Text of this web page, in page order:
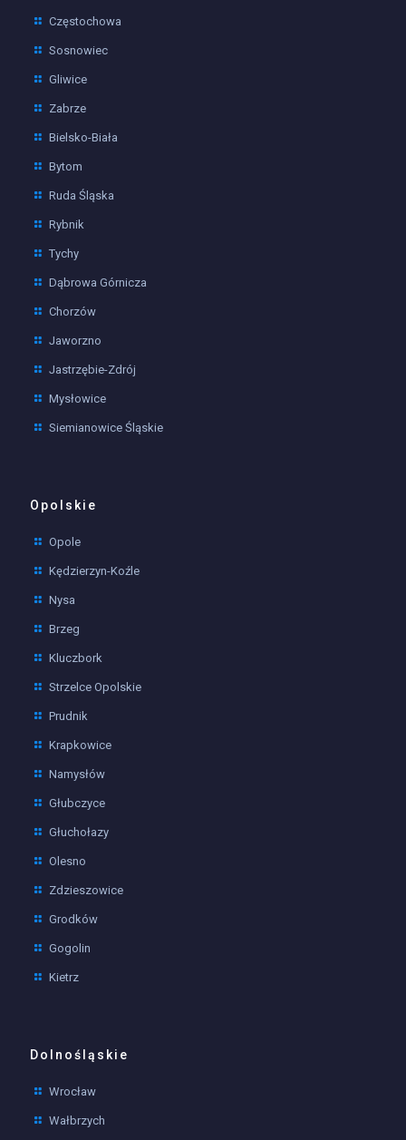
Częstochowa
Sosnowiec
Gliwice
Zabrze
Bielsko-Biała
Bytom
Ruda Śląska
Rybnik
Tychy
Dąbrowa Górnicza
Chorzów
Jaworzno
Jastrzębie-Zdrój
Mysłowice
Siemianowice Śląskie
Opolskie
Opole
Kędzierzyn-Koźle
Nysa
Brzeg
Kluczbork
Strzelce Opolskie
Prudnik
Krapkowice
Namysłów
Głubczyce
Głuchołazy
Olesno
Zdzieszowice
Grodków
Gogolin
Kietrz
Dolnośląskie
Wrocław
Wałbrzych